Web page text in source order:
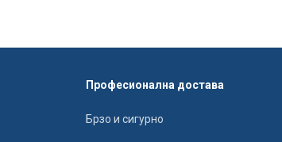
Професионална достава
Брзо и сигурно